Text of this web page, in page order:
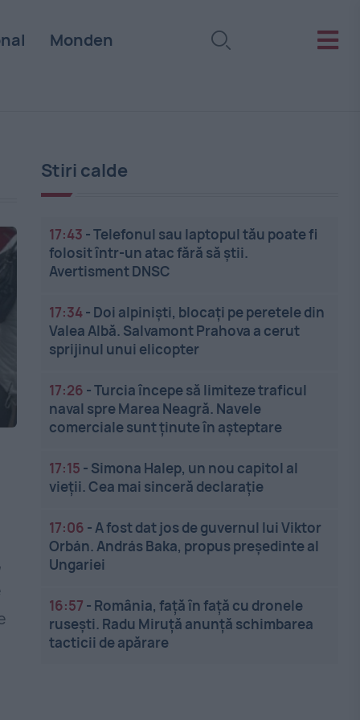
Monden
Stiri calde
17:43 -Telefonul sau laptopul tău poate fi
folosit într-un atac fără să știi.
Avertisment DNSC
17:34- Doi alpiniști, blocați pe peretele din
Valea Albă. Salvamont Prahova a cerut
sprijinul unui elicopter
17:26 -Turcia începe să limiteze traficul
naval spre Marea Neagră. Navele
comerciale sunt ținute în așteptare
17:15 - Simona Halep, un nou capitol al
vieții. Cea mai sinceră declarație
17:06 -A fost dat jos de guvernul lui Viktor
Orbán. András Baka, propus președinte al
Ungariei
16:57 - România, față în față cu dronele
rusești. Radu Miruță anunță schimbarea
tacticii de apărare